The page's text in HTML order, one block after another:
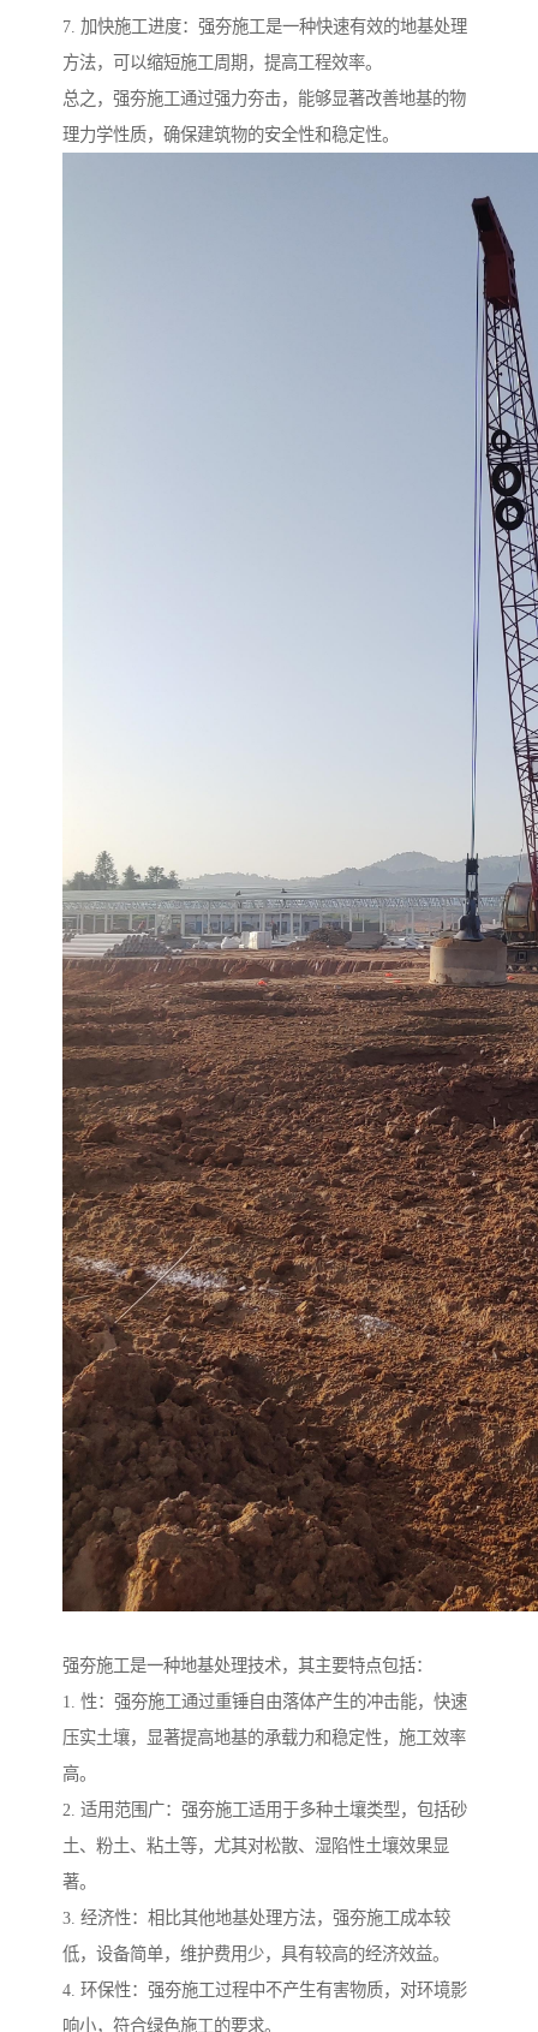
7. 加快施工进度：强夯施工是一种快速有效的地基处理
方法，可以缩短施工周期，提高工程效率。
总之，强夯施工通过强力夯击，能够显著改善地基的物
理力学性质，确保建筑物的安全性和稳定性。
强夯施工是一种地基处理技术，其主要特点包括：
1. 性：强夯施工通过重锤自由落体产生的冲击能，快速
压实土壤，显著提高地基的承载力和稳定性，施工效率
高。
2. 适用范围广：强夯施工适用于多种土壤类型，包括砂
土、粉土、粘土等，尤其对松散、湿陷性土壤效果显
著。
3. 经济性：相比其他地基处理方法，强夯施工成本较
低，设备简单，维护费用少，具有较高的经济效益。
4. 环保性：强夯施工过程中不产生有害物质，对环境影
响小，符合绿色施工的要求。